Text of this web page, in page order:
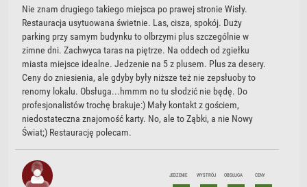
Nie znam drugiego takiego miejsca po prawej stronie Wisły.
Restauracja usytuowana świetnie. Las, cisza, spokój. Duży
parking przy samym budynku to olbrzymi plus szczególnie w
zimne dni. Zachwyca taras na piętrze. Na oddech od zgiełku
miasta miejsce idealne. Jedzenie na 5 z plusem. Plus za desery.
Ceny do zniesienia, ale gdyby były niższe też nie zepsłuoby to
renomy lokalu. Obsługa...hmmm no tu słodzić nie będę. Do
profesjonalistów trochę brakuje:) Mały kontakt z gościem,
niedostateczna znajomość karty. No, ale to Ząbki, a nie Nowy
Świat;) Restaurację polecam.
JEDZENIE WYSTRÓJ OBSŁUGA CENY